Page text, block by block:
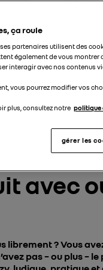
le véhicule électrique
avec
? Vous
pas – ou plus –
ça roule
partenaires utilisent des
également de vous
interagir avec nos contenus
vous pourrez modifier vos
plus, consultez notre politique
gérer les